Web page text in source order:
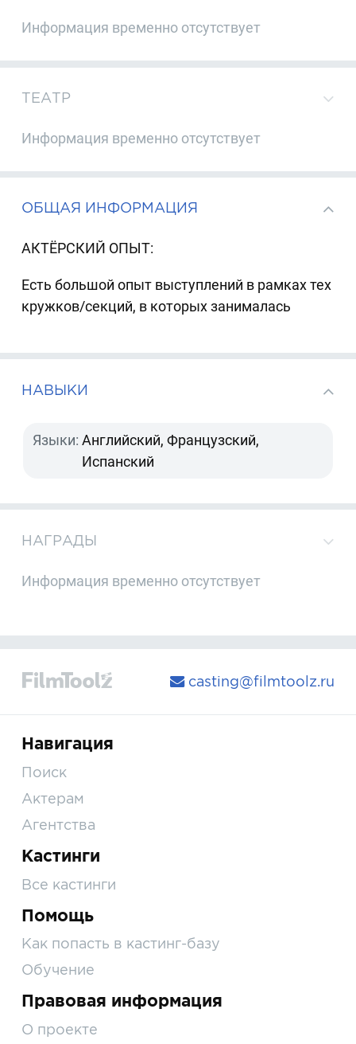
Информация временно отсутствует
ТЕАТР
Информация временно отсутствует
ОБЩАЯ ИНФОРМАЦИЯ
АКТЁРСКИЙ ОПЫТ:
Есть большой опыт выступлений в рамках тех
кружков/секций, в которых занималась
НАВЫКИ
Языки: Английский, Французский,
Испанский
НАГРАДЫ
Информация временно отсутствует
casting@filmtoolz.ru
Навигация
Поиск
Актерам
Агентства
Кастинги
Все кастинги
Помощь
Как попасть в кастинг-базу
Обучение
Правовая информация
О проекте